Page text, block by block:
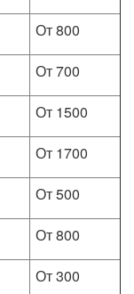
От 800
От 700
От 1500
От 1700
От 500
От 800
От 300